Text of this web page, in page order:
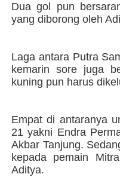
Dua gol pun
yang diborong oleh
Laga antara Putra
kemarin sore juga
kuning pun harus
Empat di antaranya
21 yakni Endra
Akbar Tanjung.
kepada pemain
Aditya.